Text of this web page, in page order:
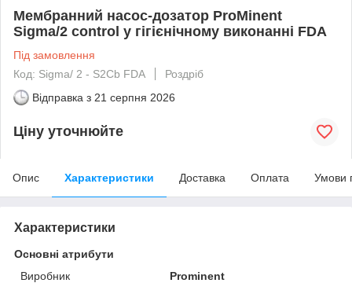
Мембранний насос-дозатор ProMinent
Sigma/2 control у гігієнічному виконанні FDA
Під замовлення
Код: Sigma/ 2 - S2Cb FDA
Роздріб
Відправка з 21 серпня 2026
Ціну уточнюйте
Опис Характеристики Доставка Оплата Умови
Характеристики
Основні атрибути
Виробник
Prominent